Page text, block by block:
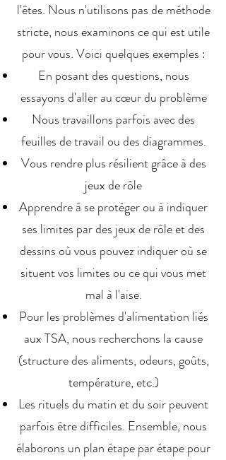
l'êtes. Nous n'utilisons pas de méthode
stricte, nous examinons ce qui est utile
pour vous. Voici quelques exemples :
En posant des questions, nous
essayons d'aller au cœur du problème
Nous travaillons parfois avec des
feuilles de travail ou des diagrammes.
Vous rendre plus résilient grâce à des
jeux de rôle
Apprendre à se protéger ou à indiquer
ses limites par des jeux de rôle et des
dessins où vous pouvez indiquer où se
situent vos limites ou ce qui vous met
mal à l'aise.
Pour les problèmes d'alimentation liés
aux TSA, nous recherchons la cause
(structure des aliments, odeurs, goûts,
température, etc.)
Les rituels du matin et du soir peuvent
parfois être difficiles. Ensemble, nous
élaborons un plan étape par étape pour